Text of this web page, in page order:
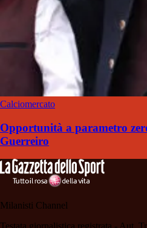
Calciomercato
Opportunità a parametro
Guerreiro
Milanisti Channel